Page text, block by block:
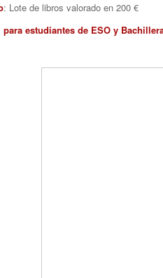
: Lote de libros valorado en 200 €
estudiantes de ESO y